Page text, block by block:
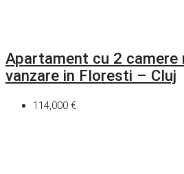
Apartament cu 2 camere
vanzare in Floresti – Cluj
114,000 €